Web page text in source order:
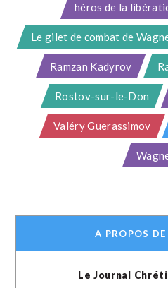
héros de la
Le gilet de combat de
Ramzan Kadyrov
Rostov-sur-le-Don
Valéry Guerassimov
A PROPOS
Le Journal